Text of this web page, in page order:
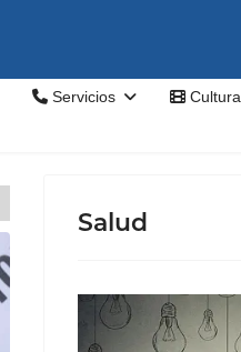
Servicios Cultura
Salud